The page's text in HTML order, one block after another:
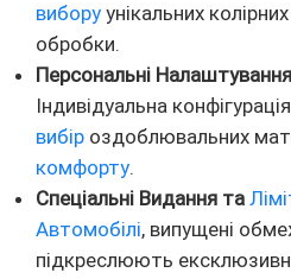
вибору унікальних
обробки.
Персональні
Індивідуальна
вибір оздоблювальних
комфорту.
Спеціальні Видання та
Автомобілі, випущені
підкреслюють